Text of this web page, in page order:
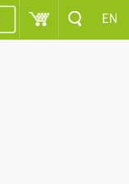
EN